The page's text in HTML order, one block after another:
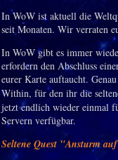
In WoW ist aktuell die
seit Monaten. Wir verraten
In WoW gibt es immer
erfordern den Abschluss
eurer Karte auftaucht.
Within, für den ihr die
jetzt endlich wieder einmal
Servern verfügbar.
Seltene Quest "Ansturm